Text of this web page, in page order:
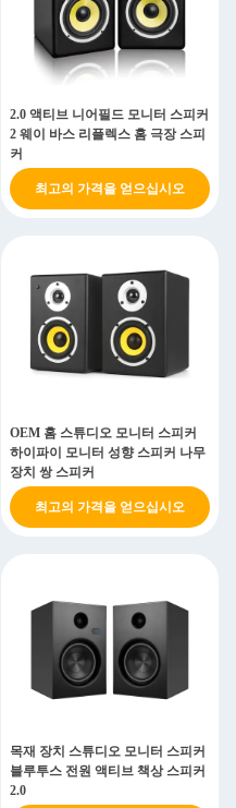
2.0 액티브 니어필드 모니터 스피커
2 웨이 바스 리플렉스 홈 극장 스피
커
최고의 가격을 얻으십시오
OEM 홈 스튜디오 모니터 스피커
하이파이 모니터 성향 스피커 나무
장치 쌍 스피커
최고의 가격을 얻으십시오
목재 장치 스튜디오 모니터 스피커
블루투스 전원 액티브 책상 스피커
2.0